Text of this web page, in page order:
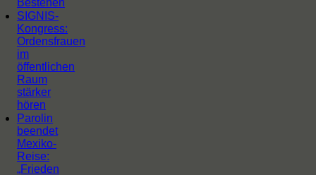
Bestehen
SIGNIS-
Kongress:
Ordensfrauen
im
öffentlichen
Raum
stärker
hören
Parolin
beendet
Mexiko-
Reise:
„Frieden